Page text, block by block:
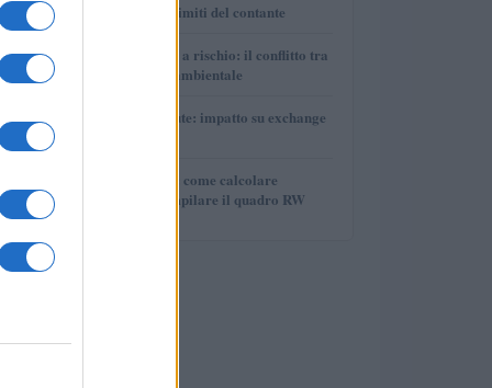
corrette, prove e limiti del contante
3
Autonomia Sarda a rischio: il conflitto tra
sviluppo e tutela ambientale
4
DAC8 e criptovalute: impatto su exchange
5
Tasse sulle cripto: come calcolare
plusvalenze e compilare il quadro RW